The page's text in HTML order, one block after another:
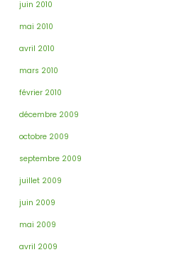
juin 2010
mai 2010
avril 2010
mars 2010
février 2010
décembre 2009
octobre 2009
septembre 2009
juillet 2009
juin 2009
mai 2009
avril 2009